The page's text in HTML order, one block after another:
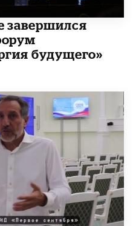
завершился
будущего»